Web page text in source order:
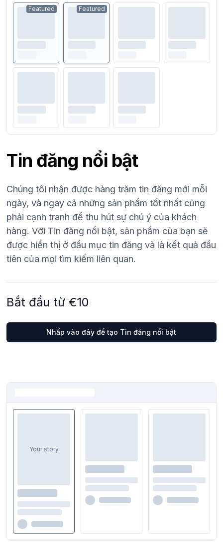
Featured Featured
Tin đăng nổi bật
Chúng tôi nhận được hàng trăm tin đăng mới mỗi
ngày, và ngay cả những sản phẩm tốt nhất cũng
phải cạnh tranh để thu hút sự chú ý của khách
hàng. Với Tin đăng nổi bật, sản phẩm của bạn sẽ
được hiển thị ở đầu mục tin đăng và là kết quả đầu
tiên của mọi tìm kiếm liên quan.
Bắt đầu từ €10
Nhấp vào đây để tạo Tin đăng nổi bật
Your story